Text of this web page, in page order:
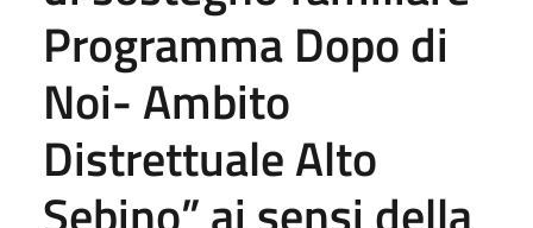
Programma Dopo di
Noi- Ambito
Distrettuale Alto